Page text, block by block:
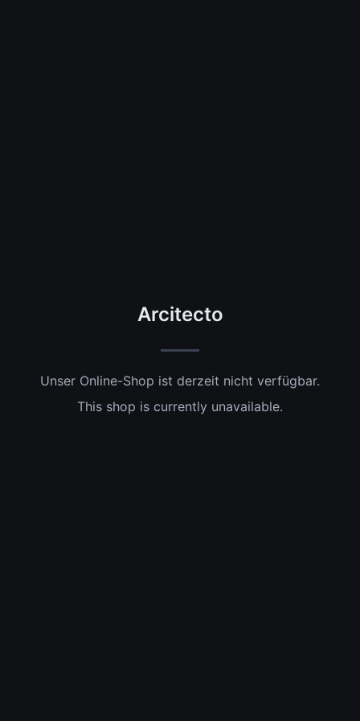
Arcitecto
Unser Online-Shop ist derzeit nicht verfügbar.
This shop is currently unavailable.